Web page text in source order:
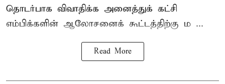
தொடர்பாக விவாதிக்க அனைத்துக் கட்சி
எம்பிக்களின் ஆலோசனைக் கூட்டத்திற்கு ம ...
Read More